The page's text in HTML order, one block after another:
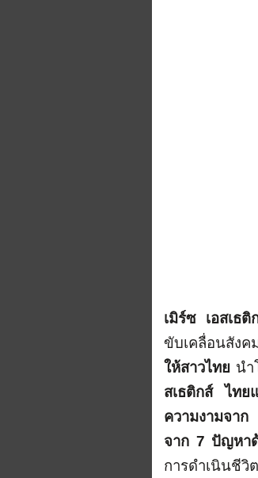
เมิร์ซ เอสเธ
ขับเคลื่อนสังค
ให้สาวไทย นำ
สเธติกส์ ไทย
ความงามจาก
จาก 7 ปัญหา
การดำเนินชี